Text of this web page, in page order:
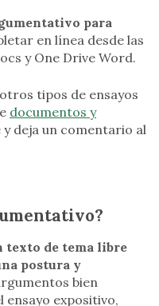
para
en línea desde las
y One Drive Word.
tipos de ensayos
documentos y
deja un comentario al
texto de tema libre
postura y
bien
expositivo,